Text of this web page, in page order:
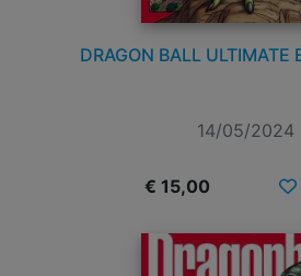
DRAGON BALL ULTIMATE
14/05/2024
€ 15,00